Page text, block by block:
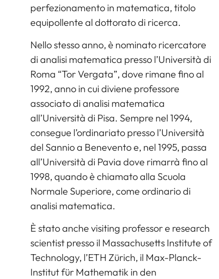
perfezionamento in matematica, titolo
equipollente al dottorato di ricerca.
Nello stesso anno, è nominato ricercatore
di analisi matematica presso l’Università di
Roma “Tor Vergata”, dove rimane fino al
1992, anno in cui diviene professore
associato di analisi matematica
all’Università di Pisa. Sempre nel 1994,
consegue l’ordinariato presso l’Università
del Sannio a Benevento e, nel 1995, passa
all’Università di Pavia dove rimarrà fino al
1998, quando è chiamato alla Scuola
Normale Superiore, come ordinario di
analisi matematica.
È stato anche visiting professor e research
scientist presso il Massachusetts Institute of
Technology, l’ETH Zürich, il Max-Planck-
Institut für Mathematik in den